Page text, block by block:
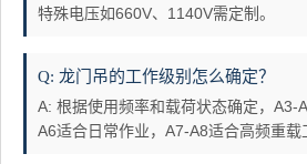
特殊电压如660V、1140V需定制。
Q: 龙门吊的工作级别怎么确定？
A: 根据使用频率和载荷状态确定，A3-
A6适合日常作业，A7-A8适合高频重载